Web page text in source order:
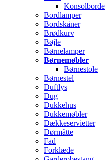
Konsolborde
Bordlamper
Bordskåner
Brødkurv
Bøjle
Børnelamper
Børnemøbler
Børnestole
Børnestel
Duftlys
Dug
Dukkehus
Dukkemøbler
Dækkeservietter
Dørmåtte
Fad
Forklæde